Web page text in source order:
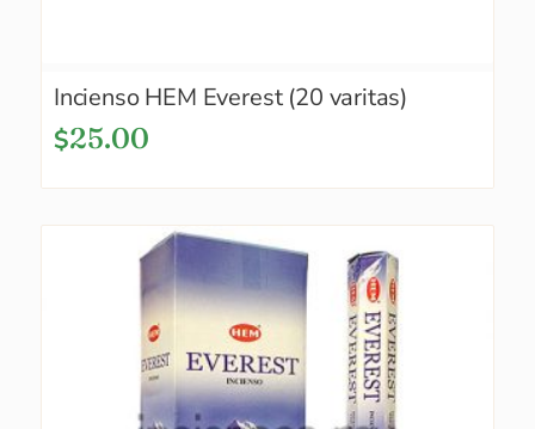
Incienso HEM Everest (20 varitas)
$25.00